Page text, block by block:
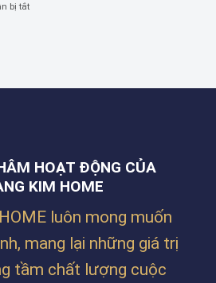
THUẬT
NHÀ
PHƯỚC
RÈM
MAX
bị tắtở
RÈM
SIÊU
ẤM
CỦA
CHỊ
TẠI
BÁ
HOẠT ĐỘNG CỦA
KIM HOME
luôn mong muốn
mang lại những giá trị
tầm chất lượng cuộc